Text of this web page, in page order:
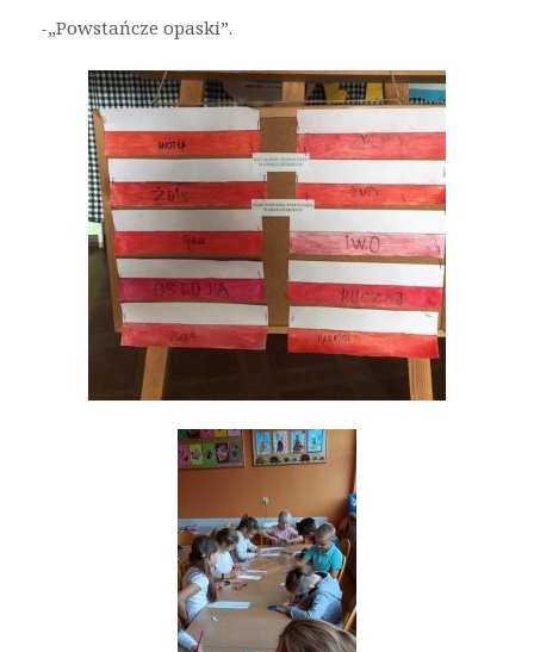
-„Powstańcze opaski”.